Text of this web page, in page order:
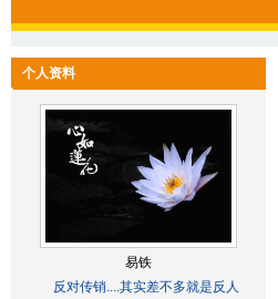
个人资料
易铁
反对传销....其实差不多就是反人